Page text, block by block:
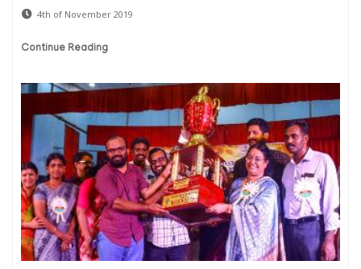
4th of November 2019
Continue Reading